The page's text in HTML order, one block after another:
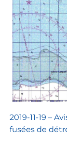
2019-11-19 –
fusées de